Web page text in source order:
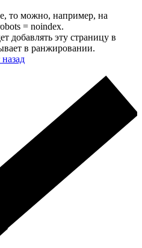
то можно, например, на
= noindex.
добавлять эту страницу в
в ранжировании.
назад